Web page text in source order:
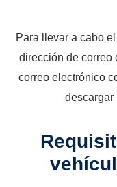
Para llevar a cabo
dirección de correo
correo electrónico
descargar